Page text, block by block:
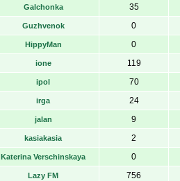
Galchonka 35
Guzhvenok 0
HippyMan 0
ione 119
ipol 70
irga 24
jalan 9
kasiakasia 2
Katerina Verschinskaya 0
Lazy FM 756